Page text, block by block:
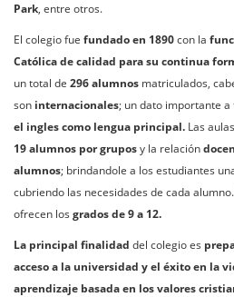
Park, entre otros.
El colegio fue fundado en 1890con la
Católicade calidad para su continua
un total de 296 alumnos matriculados,
son internacionales; un dato importante
el ingles como lengua principal. Las
19 alumnos por gruposy la relación
alumnos; brindandole a los estudiantes
cubriendo las necesidades de cada
ofrecen los grados de 9 a 12.
La principal finalidad del colegio es
acceso a la universidad y el éxito en la
aprendizaje basada en los valores